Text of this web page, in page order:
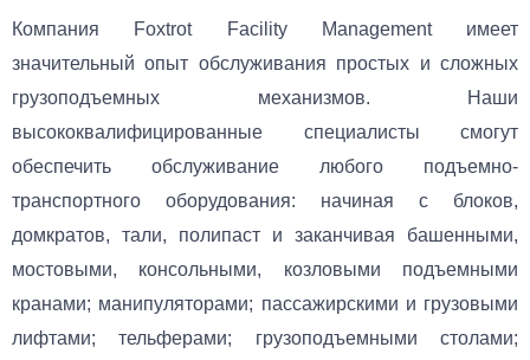
Компания Foxtrot Facility Management имеет
значительный опыт обслуживания простых и сложных
грузоподъемных механизмов. Наши
высококвалифицированные специалисты смогут
обеспечить обслуживание любого подъемно-
транспортного оборудования: начиная с блоков,
домкратов, тали, полипаст и заканчивая башенными,
мостовыми, консольными, козловыми подъемными
кранами; манипуляторами; пассажирскими и грузовыми
лифтами; тельферами; грузоподъемными столами;